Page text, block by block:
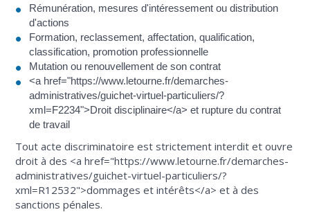
Rémunération, mesures d'intéressement ou distribution
d'actions
Formation, reclassement, affectation, qualification,
classification, promotion professionnelle
Mutation ou renouvellement de son contrat
<a href="https://www.letourne.fr/demarches-
administratives/guichet-virtuel-particuliers/?
xml=F2234">Droit disciplinaire</a> et rupture du contrat
de travail
Tout acte discriminatoire est strictement interdit et ouvre
droit à des <a href="https://www.letourne.fr/demarches-
administratives/guichet-virtuel-particuliers/?
xml=R12532">dommages et intérêts</a> et à des
sanctions pénales.